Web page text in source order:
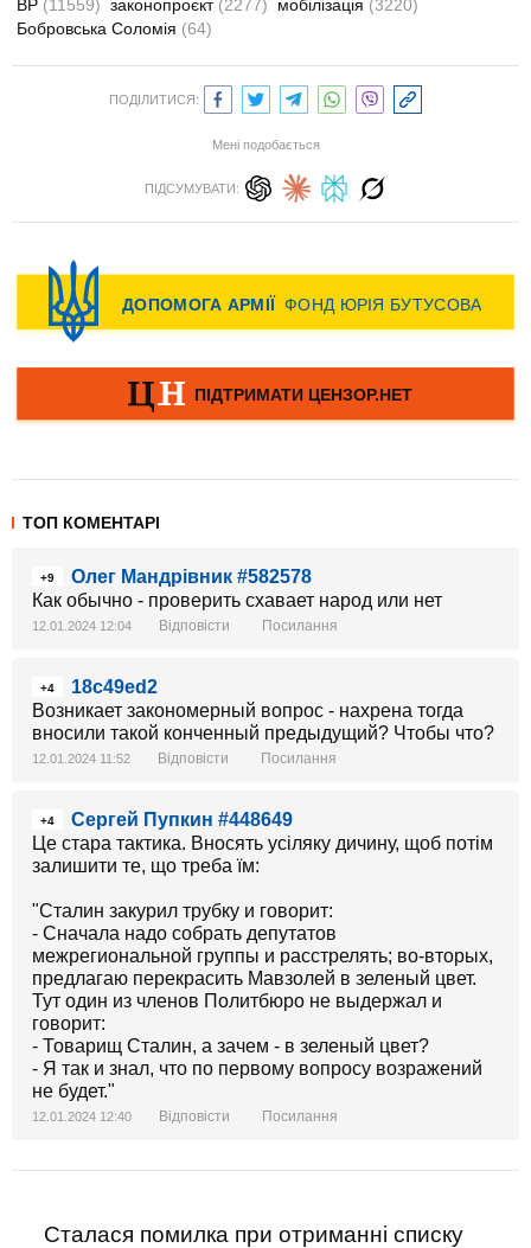
ВР (11559) законопроєкт (2277) мобілізація (3220)
Бобровська Соломія (64)
ПОДІЛИТИСЯ:
Мені подобається
ПІДСУМУВАТИ:
ТОП КОМЕНТАРІ
+9
Олег Мандрівник #582578
Как обычно - проверить схавает народ или нет
12.01.2024 12:04 Відповісти Посилання
+4
18c49ed2
Возникает закономерный вопрос - нахрена тогда
вносили такой конченный предыдущий? Чтобы что?
12.01.2024 11:52 Відповісти Посилання
+4
Сергей Пупкин #448649
Це стара тактика. Вносять усіляку дичину, щоб потім
залишити те, що треба їм:
"Сталин закурил трубку и говорит:
- Сначала надо собрать депутатов
межрегиональной группы и расстрелять; во-вторых,
предлагаю перекрасить Мавзолей в зеленый цвет.
Тут один из членов Политбюро не выдержал и
говорит:
- Товарищ Сталин, а зачем - в зеленый цвет?
- Я так и знал, что по первому вопросу возражений
не будет."
12.01.2024 12:40 Відповісти Посилання
Сталася помилка при отриманні списку